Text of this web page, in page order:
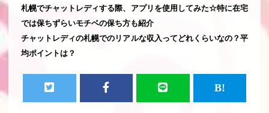
札幌でチャットレディする際、アプリを使用してみた☆特に在宅
では保ちずらいモチベの保ち方も紹介
チャットレディの札幌でのリアルな収入ってどれくらいなの？平
均ポイントは？